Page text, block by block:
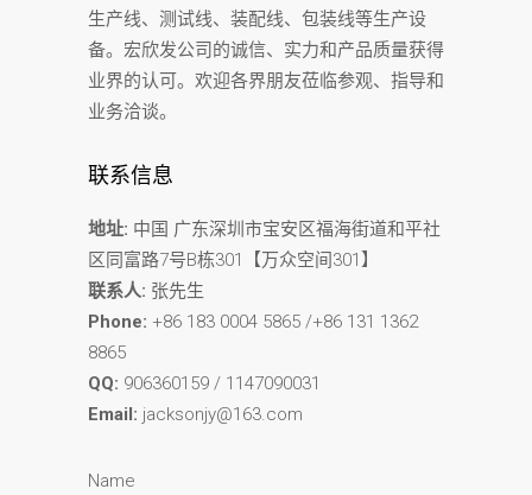
生产线、测试线、装配线、包装线等生产设
备。宏欣发公司的诚信、实力和产品质量获得
业界的认可。欢迎各界朋友莅临参观、指导和
业务洽谈。
联系信息
地址: 中国 广东深圳市宝安区福海街道和平社
区同富路7号B栋301【万众空间301】
联系人: 张先生
Phone: +86 183 0004 5865 /+86 131 1362
8865
QQ: 906360159 / 1147090031
Email: jacksonjy@163.com
Name